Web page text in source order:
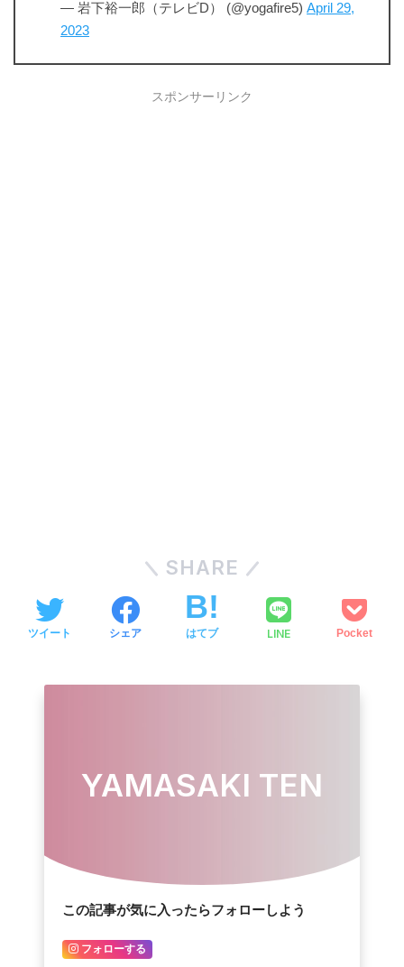
— 岩下裕一郎（テレビD） (@yogafire5) April 29,
2023
スポンサーリンク
SHARE
ツイート シェア はてブ LINE Pocket
YAMASAKI TEN
この記事が気に入ったらフォローしよう
フォローする